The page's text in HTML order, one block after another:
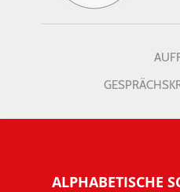
ALPHABETISCHE